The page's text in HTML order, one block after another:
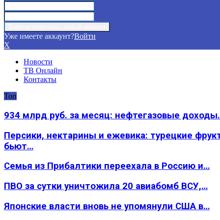
Уже имеете аккаунт?Войти
X
Новости
ТВ Онлайн
Контакты
Топ
934 млрд руб. за месяц: нефтегазовые
Персики, нектарины и ежевика: турецкие
бьют…
Семья из Прибалтики переехала в Россию и…
ПВО за сутки уничтожила 20 авиабомб ВСУ,…
Японские власти вновь не упомянули США в…